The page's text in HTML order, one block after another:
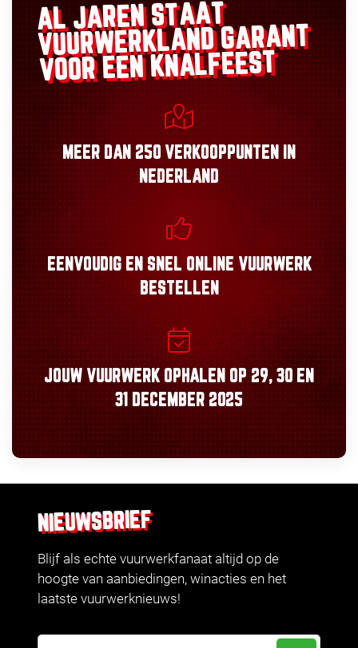
AL JAREN STAAT
VUURWERKLANDGARANT
VOOR EEN KNALFEEST
MEER DAN 250 VERKOOPPUNTEN IN
NEDERLAND
EENVOUDIGEN SNEL ONLINE VUURWERK
BESTELLEN
JOUW VUURWERK OPHALEN OP 29, 30 EN
31 DECEMBER 2025
NIEUWSBRIEF
Blijf als echte vuurwerkfanaat altijd op de
hoogte van aanbiedingen, winacties en het
laatste vuurwerknieuws!